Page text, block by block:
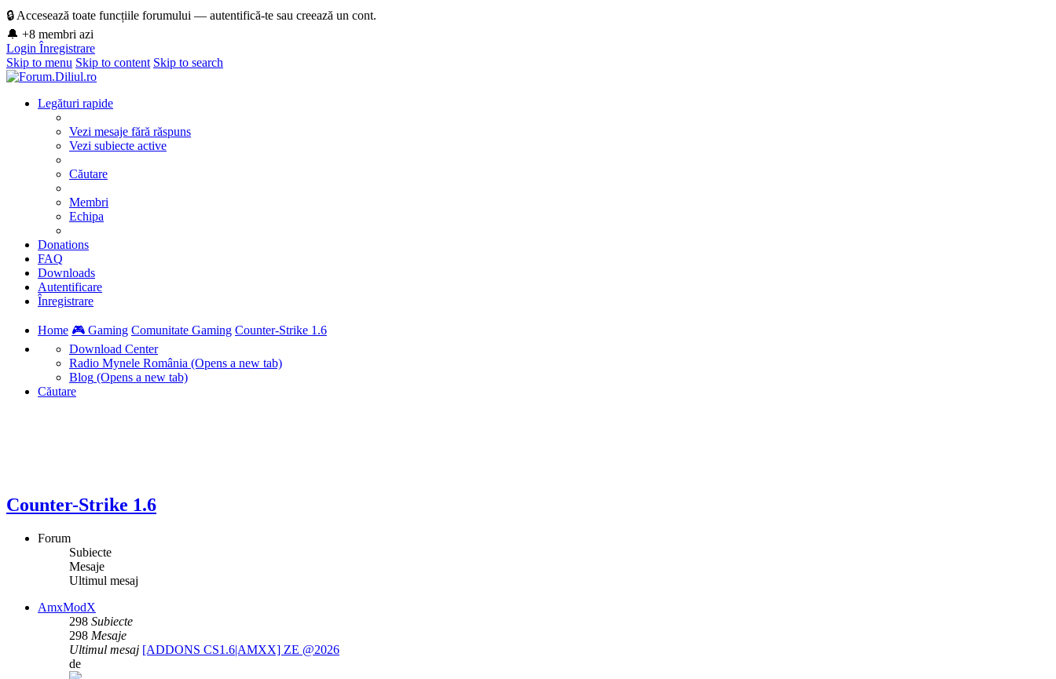
🔒 Accesează toate funcțiile forumului — autentifică-te sau creează un cont.
🔔 +8 membri azi
Login Înregistrare
Skip to menu Skip to content Skip to search
Legături rapide
Vezi mesaje fără răspuns
Vezi subiecte active
Căutare
Membri
Echipa
Donations
FAQ
Downloads
Autentificare
Înregistrare
Home 🎮 Gaming Comunitate Gaming Counter-Strike 1.6
Download Center
Radio Mynele România (Opens a new tab)
Blog (Opens a new tab)
Căutare
Counter-Strike 1.6
Forum
Subiecte
Mesaje
Ultimul mesaj
AmxModX
298 Subiecte
298 Mesaje
Ultimul mesaj [ADDONS CS1.6|AMXX] ZE @2026
de